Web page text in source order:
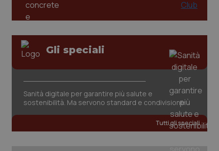
Gli speciali
Sanità digitale per garantire più salute e
sostenibilità. Ma servono standard e condivisione
Tutti gli speciali
tracking-sites-ironfish-
www.quotidianosanita.it
session-id
www.quotidianosanita.it